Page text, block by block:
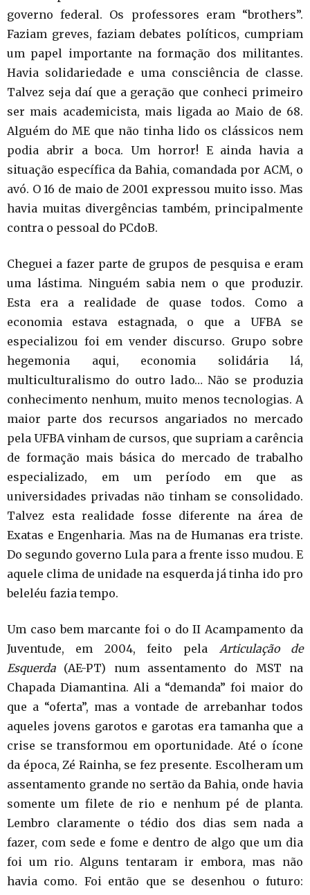
governo federal. Os professores eram “brothers”.
Faziam greves, faziam debates políticos, cumpriam
um papel importante na formação dos militantes.
Havia solidariedade e uma consciência de classe.
Talvez seja daí que a geração que conheci primeiro
ser mais academicista, mais ligada ao Maio de 68.
Alguém do ME que não tinha lido os clássicos nem
podia abrir a boca. Um horror! E ainda havia a
situação específica da Bahia, comandada por ACM, o
avó. O 16 de maio de 2001 expressou muito isso. Mas
havia muitas divergências também, principalmente
contra o pessoal do PCdoB.
Cheguei a fazer parte de grupos de pesquisa e eram
uma lástima. Ninguém sabia nem o que produzir.
Esta era a realidade de quase todos. Como a
economia estava estagnada, o que a UFBA se
especializou foi em vender discurso. Grupo sobre
hegemonia aqui, economia solidária lá,
multiculturalismo do outro lado… Não se produzia
conhecimento nenhum, muito menos tecnologias. A
maior parte dos recursos angariados no mercado
pela UFBA vinham de cursos, que supriam a carência
de formação mais básica do mercado de trabalho
especializado, em um período em que as
universidades privadas não tinham se consolidado.
Talvez esta realidade fosse diferente na área de
Exatas e Engenharia. Mas na de Humanas era triste.
Do segundo governo Lula para a frente isso mudou. E
aquele clima de unidade na esquerda já tinha ido pro
beleléu fazia tempo.
Um caso bem marcante foi o do II Acampamento da
Juventude, em 2004, feito pela Articulação de
Esquerda (AE-PT) num assentamento do MST na
Chapada Diamantina. Ali a “demanda” foi maior do
que a “oferta”, mas a vontade de arrebanhar todos
aqueles jovens garotos e garotas era tamanha que a
crise se transformou em oportunidade. Até o ícone
da época, Zé Rainha, se fez presente. Escolheram um
assentamento grande no sertão da Bahia, onde havia
somente um filete de rio e nenhum pé de planta.
Lembro claramente o tédio dos dias sem nada a
fazer, com sede e fome e dentro de algo que um dia
foi um rio. Alguns tentaram ir embora, mas não
havia como. Foi então que se desenhou o futuro: